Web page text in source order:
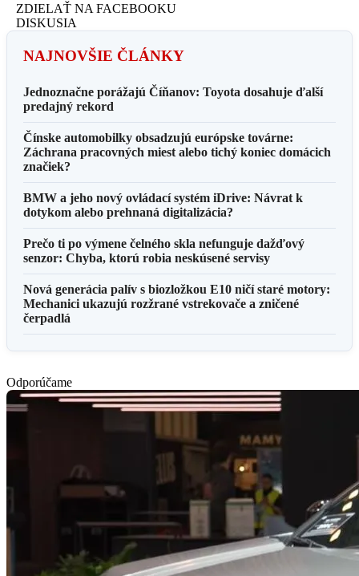
ZDIELAŤ NA FACEBOOKU
DISKUSIA
NAJNOVŠIE ČLÁNKY
Jednoznačne porážajú Číňanov: Toyota dosahuje ďalší
predajný rekord
Čínske automobilky obsadzujú európske továrne:
Záchrana pracovných miest alebo tichý koniec domácich
značiek?
BMW a jeho nový ovládací systém iDrive: Návrat k
dotykom alebo prehnaná digitalizácia?
Prečo ti po výmene čelného skla nefunguje dažďový
senzor: Chyba, ktorú robia neskúsené servisy
Nová generácia palív s biozložkou E10 ničí staré motory:
Mechanici ukazujú rozžrané vstrekovače a zničené
čerpadlá
Odporúčame